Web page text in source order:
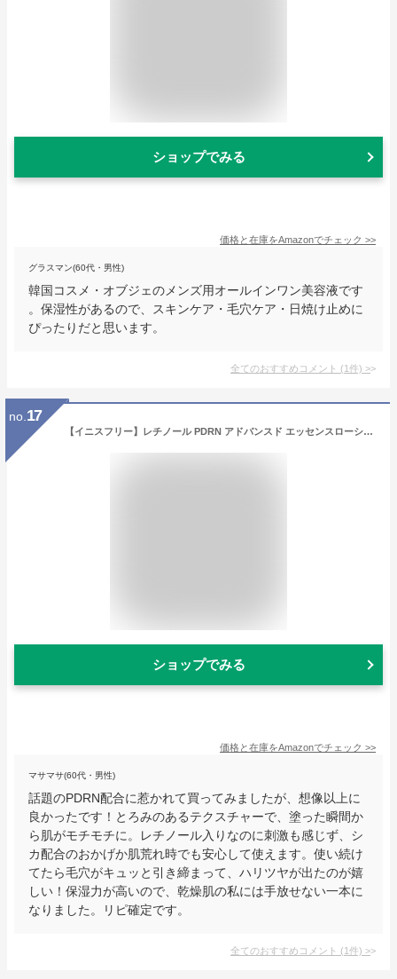
ショップでみる
価格と在庫をAmazonでチェック >>
グラスマン(60代・男性)
韓国コスメ・オブジェのメンズ用オールインワン美容液です
。保湿性があるので、スキンケア・毛穴ケア・日焼け止めに
ぴったりだと思います。
全てのおすすめコメント (1件) >
no. 17
【イニスフリー】レチノール PDRN アドバンスド エッセンスローション(化粧水) 170ml - 正規品 PDRN 高保湿 毛穴 エイジング ハリ ツヤ シカ メンズ ナイアシンアミド ヒアルロン酸 トナー しっとり 乾燥肌 混合肌 韓国コスメ スキンケア
ショップでみる
価格と在庫をAmazonでチェック >>
マサマサ(60代・男性)
話題のPDRN配合に惹かれて買ってみましたが、想像以上に
良かったです！とろみのあるテクスチャーで、塗った瞬間か
ら肌がモチモチに。レチノール入りなのに刺激も感じず、シ
カ配合のおかげか肌荒れ時でも安心して使えます。使い続け
てたら毛穴がキュッと引き締まって、ハリツヤが出たのが嬉
しい！保湿力が高いので、乾燥肌の私には手放せない一本に
なりました。リピ確定です。
全てのおすすめコメント (1件) >